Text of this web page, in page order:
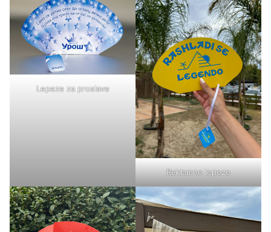
Lepeze za proslave
Reklamne lepeze